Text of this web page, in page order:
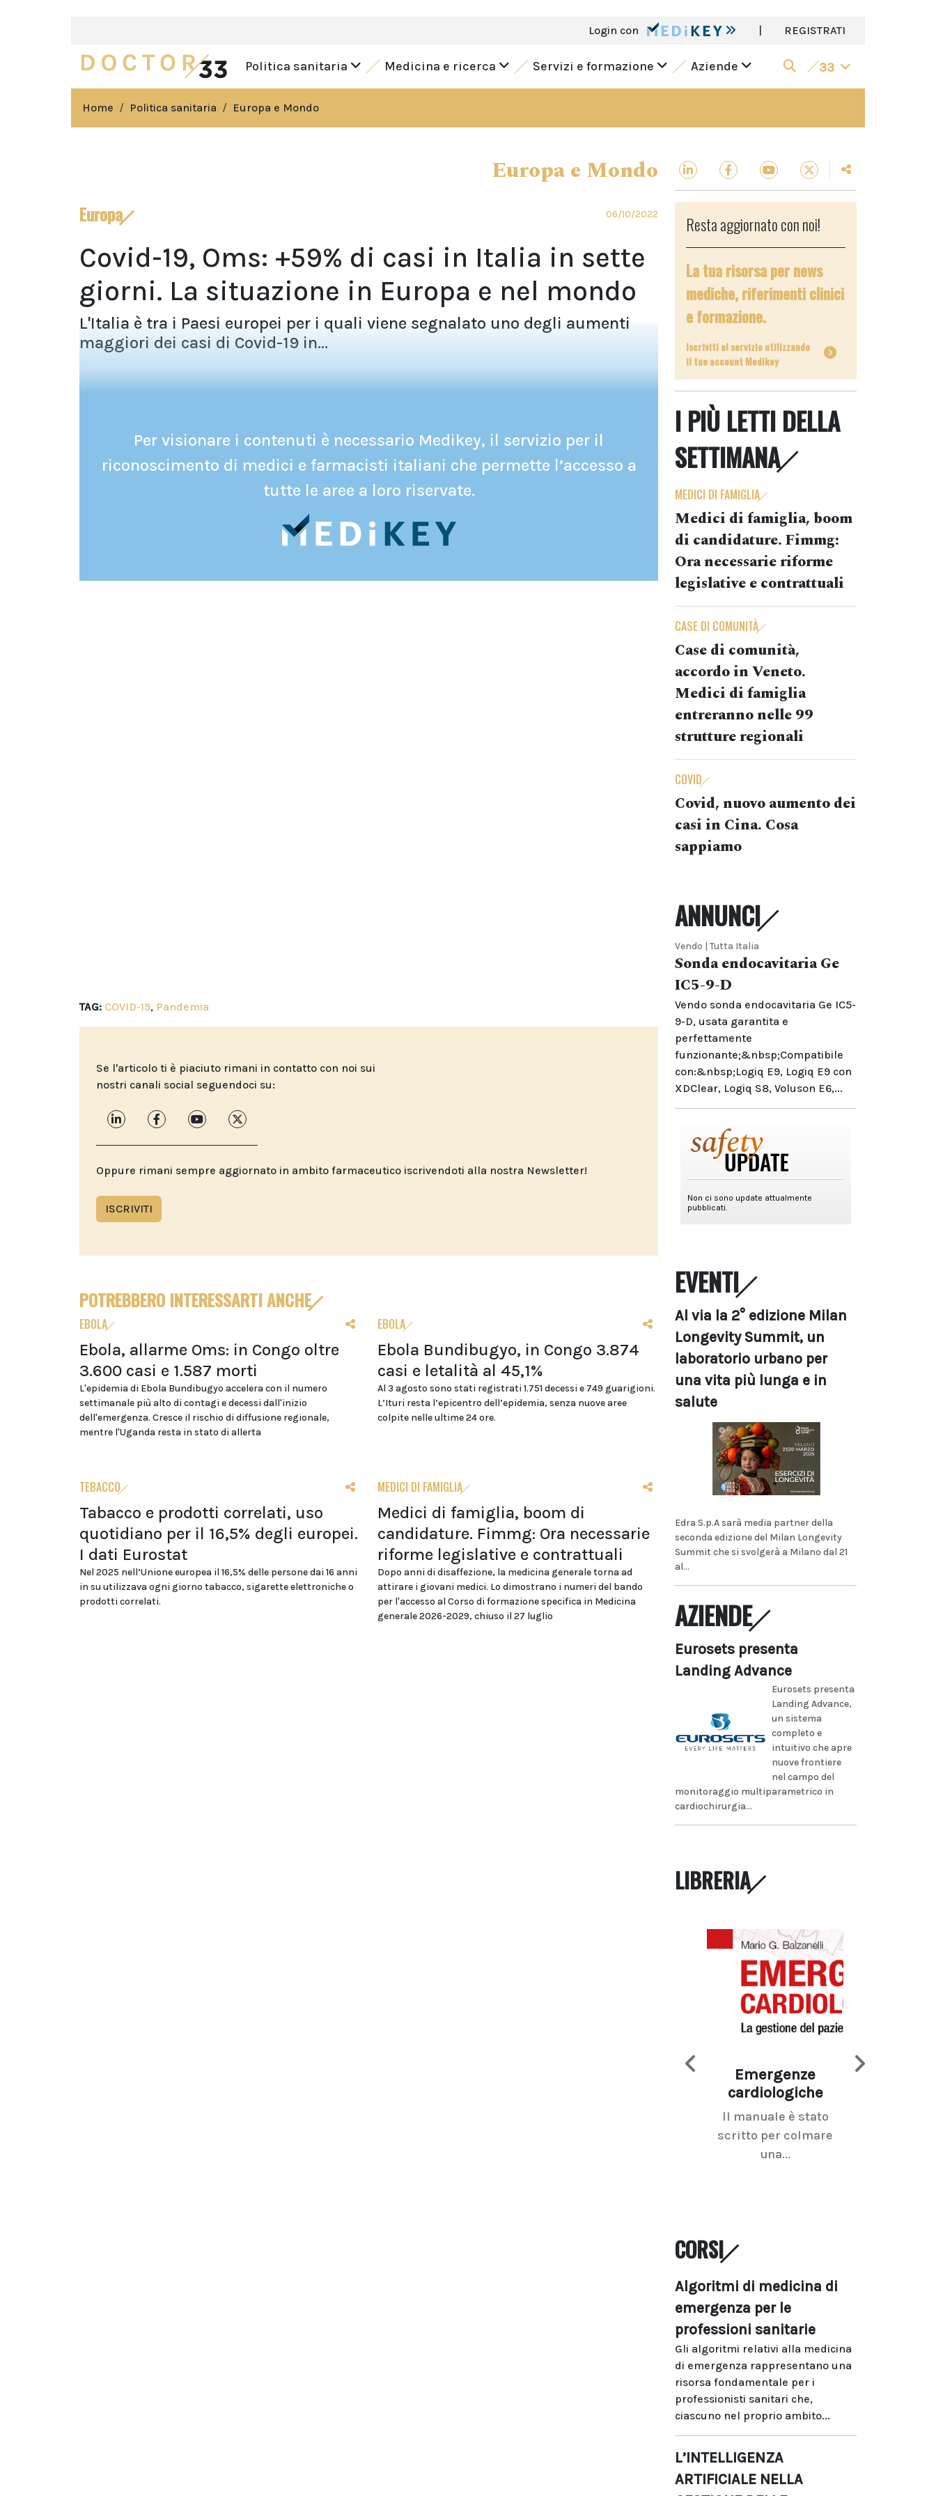
Login con | REGISTRATI
Politica sanitaria Medicina e ricerca Servizi e formazione Aziende 33
Home Politica sanitaria Europa e Mondo
Europa e Mondo
Europa 06/10/2022
Covid-19, Oms: +59% di casi in Italia in sette
giorni. La situazione in Europa e nel mondo
L'Italia è tra i Paesi europei per i quali viene segnalato uno degli aumenti
maggiori dei casi di Covid-19 in...
Per visionare i contenuti è necessario Medikey, il servizio per il
riconoscimento di medici e farmacisti italiani che permette l’accesso a
tutte le aree a loro riservate.
TAG: COVID-19, Pandemia
Se l'articolo ti è piaciuto rimani in contatto con noi sui
nostri canali social seguendoci su:
Oppure rimani sempre aggiornato in ambito farmaceutico iscrivendoti alla nostra Newsletter!
ISCRIVITI
POTREBBERO INTERESSARTI ANCHE
EBOLA
Ebola, allarme Oms: in Congo oltre
3.600 casi e 1.587 morti
L'epidemia di Ebola Bundibugyo accelera con il numero
settimanale più alto di contagi e decessi dall'inizio
dell'emergenza. Cresce il rischio di diffusione regionale,
mentre l'Uganda resta in stato di allerta
EBOLA
Ebola Bundibugyo, in Congo 3.874
casi e letalità al 45,1%
Al 3 agosto sono stati registrati 1.751 decessi e 749 guarigioni.
L’Ituri resta l’epicentro dell’epidemia, senza nuove aree
colpite nelle ultime 24 ore.
TEBACCO
Tabacco e prodotti correlati, uso
quotidiano per il 16,5% degli europei.
I dati Eurostat
Nel 2025 nell’Unione europea il 16,5% delle persone dai 16 anni
in su utilizzava ogni giorno tabacco, sigarette elettroniche o
prodotti correlati.
MEDICI DI FAMIGLIA
Medici di famiglia, boom di
candidature. Fimmg: Ora necessarie
riforme legislative e contrattuali
Dopo anni di disaffezione, la medicina generale torna ad
attirare i giovani medici. Lo dimostrano i numeri del bando
per l'accesso al Corso di formazione specifica in Medicina
generale 2026-2029, chiuso il 27 luglio
Resta aggiornato con noi!
La tua risorsa per news
mediche, riferimenti clinici
e formazione.
Iscriviti al servizio utilizzando
il tuo account Medikey
I PIÙ LETTI DELLA
SETTIMANA
MEDICI DI FAMIGLIA
Medici di famiglia, boom
di candidature. Fimmg:
Ora necessarie riforme
legislative e contrattuali
CASE DI COMUNITÀ
Case di comunità,
accordo in Veneto.
Medici di famiglia
entreranno nelle 99
strutture regionali
COVID
Covid, nuovo aumento dei
casi in Cina. Cosa
sappiamo
ANNUNCI
Vendo | Tutta Italia
Sonda endocavitaria Ge
IC5-9-D
Vendo sonda endocavitaria Ge IC5-
9-D, usata garantita e
perfettamente
funzionante;&nbsp;Compatibile
con:&nbsp;Logiq E9, Logiq E9 con
XDClear, Logiq S8, Voluson E6,...
EVENTI
Al via la 2° edizione Milan
Longevity Summit, un
laboratorio urbano per
una vita più lunga e in
salute
Edra S.p.A sarà media partner della
seconda edizione del Milan Longevity
Summit che si svolgerà a Milano dal 21
al...
AZIENDE
Eurosets presenta
Landing Advance
Eurosets presenta
Landing Advance,
un sistema
completo e
intuitivo che apre
nuove frontiere
nel campo del
monitoraggio multiparametrico in
cardiochirurgia...
LIBRERIA
Emergenze
cardiologiche
Il manuale è stato
scritto per colmare
una...
CORSI
Algoritmi di medicina di
emergenza per le
professioni sanitarie
Gli algoritmi relativi alla medicina
di emergenza rappresentano una
risorsa fondamentale per i
professionisti sanitari che,
ciascuno nel proprio ambito...
L’INTELLIGENZA
ARTIFICIALE NELLA